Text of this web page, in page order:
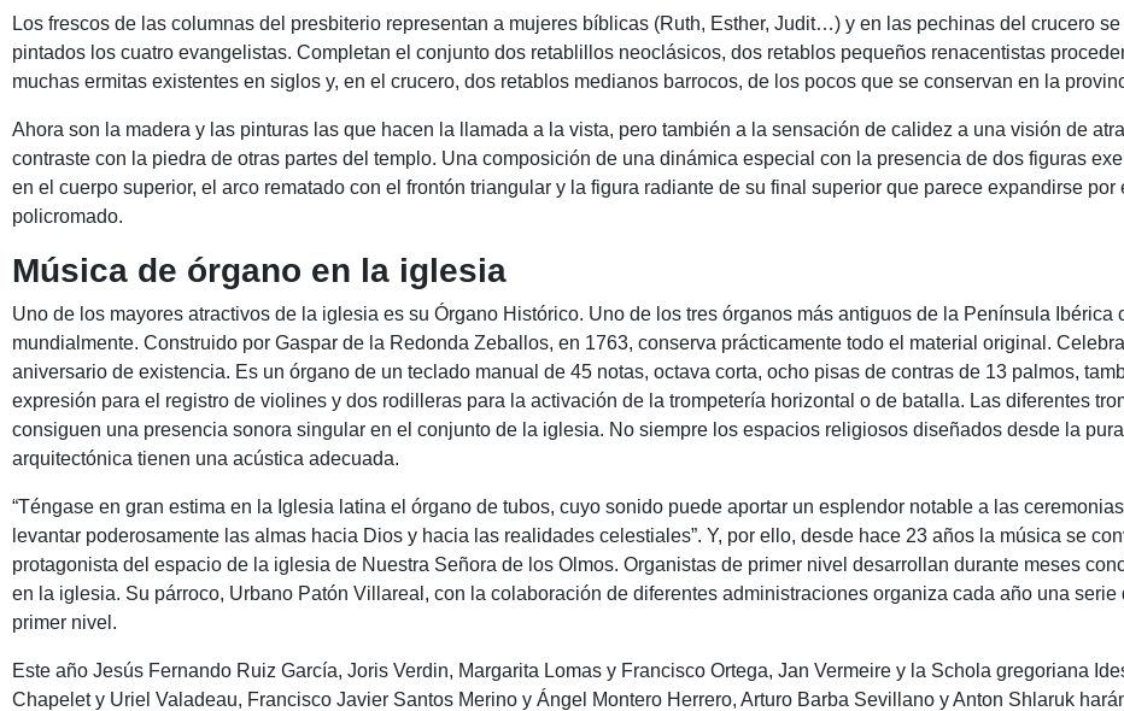
Los frescos de las columnas del presbiterio representan a mujeres bíblicas (Ruth, Esther, Judit…) y en las pechinas del crucero
pintados los cuatro evangelistas. Completan el conjunto dos retablillos neoclásicos, dos retablos pequeños renacentistas
muchas ermitas existentes en siglos y, en el crucero, dos retablos medianos barrocos, de los pocos que se conservan en la
Ahora son la madera y las pinturas las que hacen la llamada a la vista, pero también a la sensación de calidez a una visión de
contraste con la piedra de otras partes del templo. Una composición de una dinámica especial con la presencia de dos figuras
en el cuerpo superior, el arco rematado con el frontón triangular y la figura radiante de su final superior que parece expandirse por
policromado.
Música de órgano en la iglesia
Uno de los mayores atractivos de la iglesia es su Órgano Histórico. Uno de los tres órganos más antiguos de la Península Ibérica
mundialmente. Construido por Gaspar de la Redonda Zeballos, en 1763, conserva prácticamente todo el material original.
aniversario de existencia. Es un órgano de un teclado manual de 45 notas, octava corta, ocho pisas de contras de 13 palmos,
expresión para el registro de violines y dos rodilleras para la activación de la trompetería horizontal o de batalla. Las diferentes
consiguen una presencia sonora singular en el conjunto de la iglesia. No siempre los espacios religiosos diseñados desde la
arquitectónica tienen una acústica adecuada.
“Téngase en gran estima en la Iglesia latina el órgano de tubos, cuyo sonido puede aportar un esplendor notable a las
levantar poderosamente las almas hacia Dios y hacia las realidades celestiales”. Y, por ello, desde hace 23 años la música se
protagonista del espacio de la iglesia de Nuestra Señora de los Olmos. Organistas de primer nivel desarrollan durante meses
en la iglesia. Su párroco, Urbano Patón Villareal, con la colaboración de diferentes administraciones organiza cada año una serie
primer nivel.
Este año Jesús Fernando Ruiz García, Joris Verdin, Margarita Lomas y Francisco Ortega, Jan Vermeire y la Schola gregoriana
Chapelet y Uriel Valadeau, Francisco Javier Santos Merino y Ángel Montero Herrero, Arturo Barba Sevillano y Anton Shlaruk